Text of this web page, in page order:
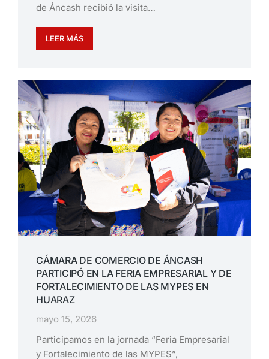
de Áncash recibió la visita…
LEER MÁS
CÁMARA DE COMERCIO DE ÁNCASH
PARTICIPÓ EN LA FERIA EMPRESARIAL Y DE
FORTALECIMIENTO DE LAS MYPES EN
HUARAZ
mayo 15, 2026
Participamos en la jornada “Feria Empresarial
y Fortalecimiento de las MYPES”,